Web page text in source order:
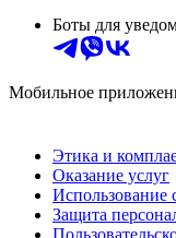
Боты для
Мобильное
Этика и
Оказание услуг
Использование
Защита